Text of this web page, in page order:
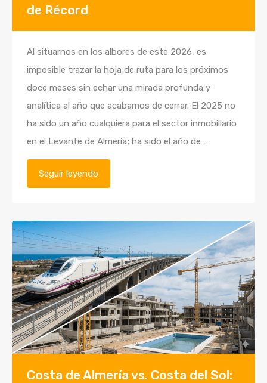
de Récord
Al situarnos en los albores de este 2026, es
imposible trazar la hoja de ruta para los próximos
doce meses sin echar una mirada profunda y
analítica al año que acabamos de cerrar. El 2025 no
ha sido un año cualquiera para el sector inmobiliario
en el Levante de Almería; ha sido el año de…
Seguir leyendo
Costa de Almería vs. Costa del Sol: